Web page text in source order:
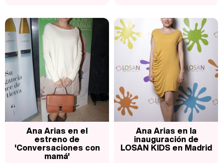
Ana Arias en el
estreno de
'Conversaciones con
mamá'
Ana Arias en la
inauguración de
LOSAN KIDS en Madrid